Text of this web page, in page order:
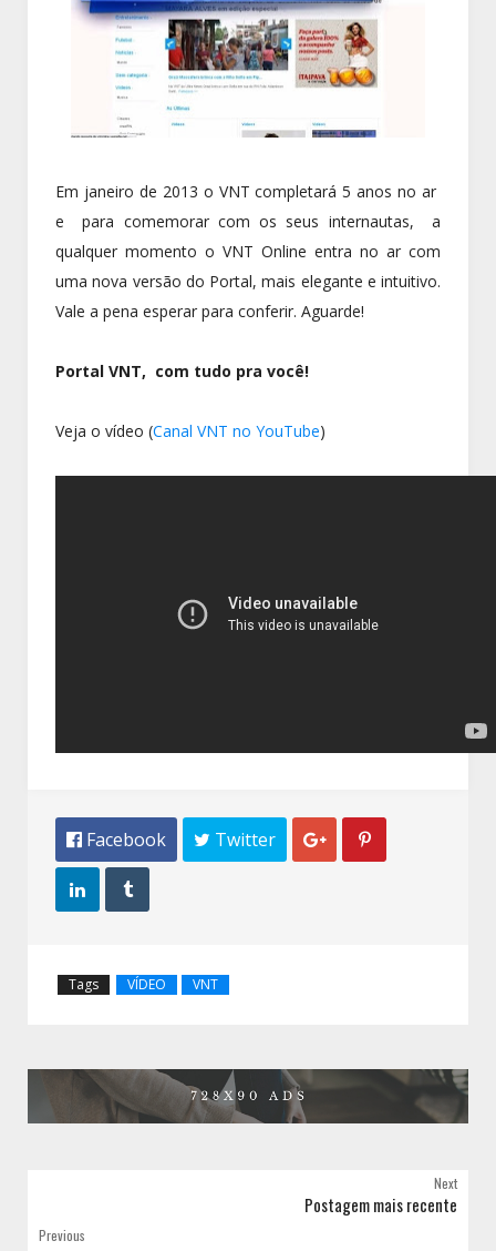
Em janeiro de 2013 o VNT completará 5 anos no ar
e para comemorar com os seus internautas, a
qualquer momento o VNT Online entra no ar com
uma nova versão do Portal, mais elegante e intuitivo.
Vale a pena esperar para conferir. Aguarde!
Portal VNT, com tudo pra você!
Veja o vídeo (Canal VNT no YouTube)
 Facebook  Twitter  
 
Tags VÍDEO VNT
Next
Postagem mais recente
Previous